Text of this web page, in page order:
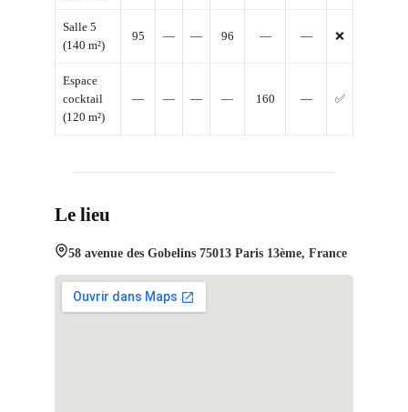
Salle 5
(140 m²)
95 — — 96 — — ❌
Espace
cocktail
(120 m²)
— — — — 160 — ✅
Le lieu
58 avenue des Gobelins 75013 Paris 13ème, France